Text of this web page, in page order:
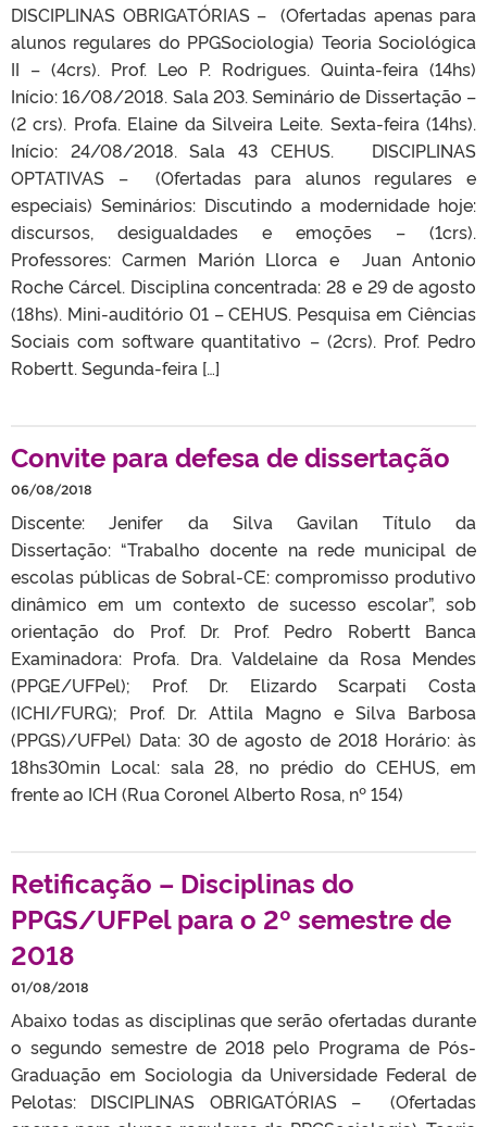
DISCIPLINAS OBRIGATÓRIAS – (Ofertadas apenas para
alunos regulares do PPGSociologia) Teoria Sociológica
II – (4crs). Prof. Leo P. Rodrigues. Quinta-feira (14hs)
Início: 16/08/2018. Sala 203. Seminário de Dissertação –
(2 crs). Profa. Elaine da Silveira Leite. Sexta-feira (14hs).
Início: 24/08/2018. Sala 43 CEHUS. DISCIPLINAS
OPTATIVAS – (Ofertadas para alunos regulares e
especiais) Seminários: Discutindo a modernidade hoje:
discursos, desigualdades e emoções – (1crs).
Professores: Carmen Marión Llorca e Juan Antonio
Roche Cárcel. Disciplina concentrada: 28 e 29 de agosto
(18hs). Mini-auditório 01 – CEHUS. Pesquisa em Ciências
Sociais com software quantitativo – (2crs). Prof. Pedro
Robertt. Segunda-feira […]
Convite para defesa de dissertação
06/08/2018
Discente: Jenifer da Silva Gavilan Título da
Dissertação: “Trabalho docente na rede municipal de
escolas públicas de Sobral-CE: compromisso produtivo
dinâmico em um contexto de sucesso escolar”, sob
orientação do Prof. Dr. Prof. Pedro Robertt Banca
Examinadora: Profa. Dra. Valdelaine da Rosa Mendes
(PPGE/UFPel); Prof. Dr. Elizardo Scarpati Costa
(ICHI/FURG); Prof. Dr. Attila Magno e Silva Barbosa
(PPGS)/UFPel) Data: 30 de agosto de 2018 Horário: às
18hs30min Local: sala 28, no prédio do CEHUS, em
frente ao ICH (Rua Coronel Alberto Rosa, nº 154)
Retificação – Disciplinas do
PPGS/UFPel para o 2º semestre de
2018
01/08/2018
Abaixo todas as disciplinas que serão ofertadas durante
o segundo semestre de 2018 pelo Programa de Pós-
Graduação em Sociologia da Universidade Federal de
Pelotas: DISCIPLINAS OBRIGATÓRIAS – (Ofertadas